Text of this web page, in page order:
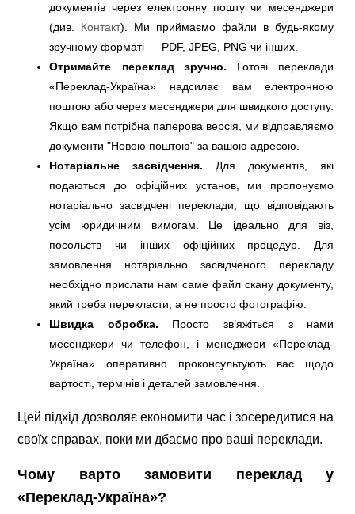
документів через електронну пошту чи месенджери
(див. Контакт). Ми приймаємо файли в будь-якому
зручному форматі — PDF, JPEG, PNG чи інших.
Отримайте переклад зручно. Готові переклади
«Переклад-Україна» надсилає вам електронною
поштою або через месенджери для швидкого доступу.
Якщо вам потрібна паперова версія, ми відправляємо
документи "Новою поштою" за вашою адресою.
Нотаріальне засвідчення. Для документів, які
подаються до офіційних установ, ми пропонуємо
нотаріально засвідчені переклади, що відповідають
усім юридичним вимогам. Це ідеально для віз,
посольств чи інших офіційних процедур. Для
замовлення нотаріально засвідченого перекладу
необхідно прислати нам саме файл скану документу,
який треба перекласти, а не просто фотографію.
Швидка обробка. Просто зв’яжіться з нами
месенджери чи телефон, і менеджери «Переклад-
Україна» оперативно проконсультують вас щодо
вартості, термінів і деталей замовлення.
Цей підхід дозволяє економити час і зосередитися на
своїх справах, поки ми дбаємо про ваші переклади.
Чому варто замовити переклад у
«Переклад-Україна»?